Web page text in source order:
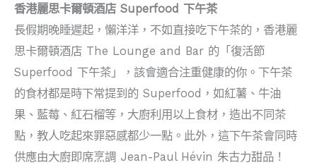
香港麗思卡爾頓酒店 Superfood 下午茶
長假期晚睡遲起，懶洋洋，不如直接吃下午茶的，香港麗
思卡爾頓酒店 The Lounge and Bar 的「復活節
Superfood 下午茶」，該會適合注重健康的你。下午茶
的食材都是時下常提到的 Superfood，如紅薯、牛油
果、藍莓、紅石榴等，大廚利用以上食材，造出不同茶
點，教人吃起來罪惡感都少一點。此外，這下午茶會同時
供應由大廚即席烹調 Jean-Paul Hévin 朱古力甜品！